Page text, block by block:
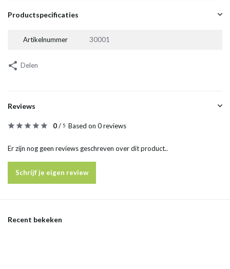
Productspecificaties
Artikelnummer 30001
Delen
Reviews
0/ 5 Based on 0 reviews
Er zijn nog geen reviews geschreven over dit product..
Schrijf je eigen review
Recent bekeken